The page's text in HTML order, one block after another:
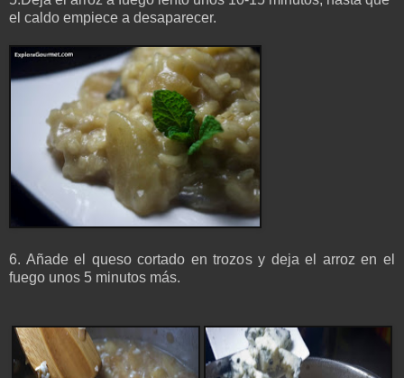
el caldo empiece a desaparecer.
6. Añade el queso cortado en trozos y deja el arroz en el
fuego unos 5 minutos más.